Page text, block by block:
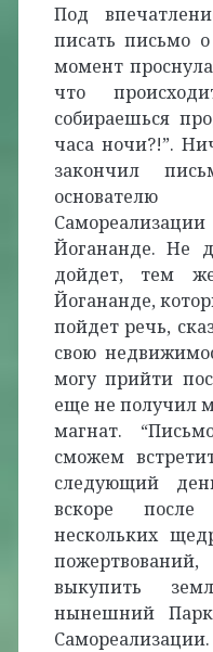
Под
писать письмо
момент
что
собираешься
часа ночи?!”.
закончил
Йогананде. Не
дойдет, тем
Йогананде,
пойдет речь,
свою
могу прийти
еще не получил
магнат.
сможем
следующий
вскоре
нескольких
выкупить
нынешний
Самореализации.